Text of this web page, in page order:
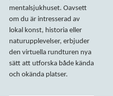
mentalsjukhuset. Oavsett
om du är intresserad av
lokal konst, historia eller
naturupplevelser, erbjuder
den virtuella rundturen nya
sätt att utforska både kända
och okända platser.